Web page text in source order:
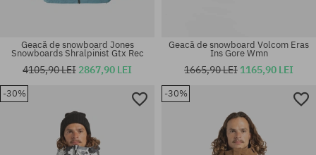
Mărimi existente:
Mărimi existente:
Geacă de snowboard Jones
Snowboards Shralpinist Gtx Rec
4105,90 LEI 2867,90 LEI
Geacă de snowboard Volcom Eras
Ins Gore Wmn
1665,90 LEI 1165,90 LEI
-30% -30%